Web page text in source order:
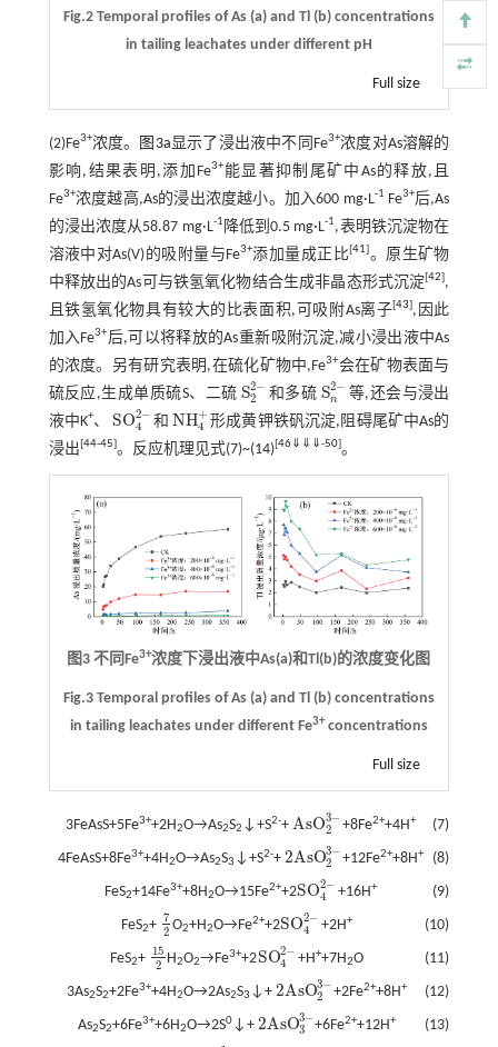
Fig.2 Temporal profiles of As (a) and Tl (b) concentrations
in tailing leachates under different pH
Full size
(2)Fe3+浓度。 图3a 显示了浸出液中不同Fe3+浓度对As溶解的
影响,结果表明,添加Fe3+能显著抑制尾矿中As的释放,且
Fe3+浓度越高,As的浸出浓度越小。加入600 mg·L-1 Fe3+后,As
的浸出浓度从58.87 mg·L-1 降低到0.5 mg·L-1,表明铁沉淀物在
溶液中对As(V)的吸附量与Fe3+添加量成正比 [41 。原生矿物
中释放出的As可与铁氢氧化物结合生成非晶态形式沉淀 [42 ,
且铁氢氧化物具有较大的比表面积,可吸附As离子 [43 ,因此
加入Fe3+后,可以将释放的As重新吸附沉淀,减小浸出液中As
的浓度。另有研究表明,在硫化矿物中,Fe3+会在矿物表面与
硫反应,生成单质硫S、二硫 S2−
2
S22 和多硫 S2−
n
Sn2
等,还会与浸出
液中K+、 SO2−
4
SO42 和 NH+
4
NH4+ 形成黄钾铁矾沉淀,阻碍尾矿中As的
浸出 44-45 。反应机理见式(7)~(14)[ 46⇓ ⇓ ⇓-50] 。
图3 不同Fe3+浓度下浸出液中As(a)和Tl(b)的浓度变化图
Fig.3 Temporal profiles of As (a) and Tl (b) concentrations
in tailing leachates under different Fe3+concentrations
Full size
(7)
3FeAsS+5Fe3++2H2O→As2S2 ↓+S2-+ AsO3−
2
AsO23 +8Fe2++4H+
(8)
4FeAsS+8Fe3++4H2O→As2S3 ↓+S2-+2AsO3−
2
2AsO23 +12Fe2++8H+
(9)
FeS2+14Fe3++8H2O→15Fe2++2SO2−
4
SO42 +16H+
(10)
FeS2+ 7
2
72O2+H2O→Fe2++2SO2−
4
SO42 +2H+
(11)
FeS2+ 15
2
152H2O2→Fe3++2SO2−
4
SO42 +H++7H2O
(12)
3As2S2+2Fe3++4H2O→2As2S3 ↓+2AsO3−
2
2AsO23 +2Fe2++8H+
(13)
As2S2+6Fe3++6H2O→2S0↓+ 2AsO3−
3
2AsO33 +6Fe2++12H+